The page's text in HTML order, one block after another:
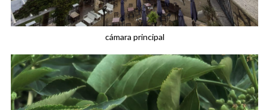
cámara principal